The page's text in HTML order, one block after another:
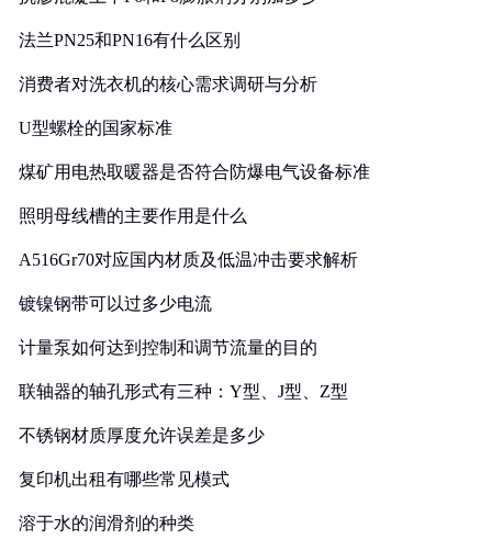
法兰PN25和PN16有什么区别
消费者对洗衣机的核心需求调研与分析
U型螺栓的国家标准
煤矿用电热取暖器是否符合防爆电气设备标准
照明母线槽的主要作用是什么
A516Gr70对应国内材质及低温冲击要求解析
镀镍钢带可以过多少电流
计量泵如何达到控制和调节流量的目的
联轴器的轴孔形式有三种：Y型、J型、Z型
不锈钢材质厚度允许误差是多少
复印机出租有哪些常见模式
溶于水的润滑剂的种类